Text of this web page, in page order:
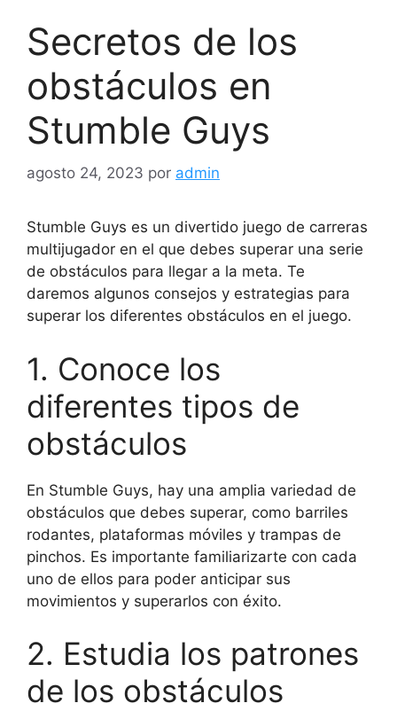
Secretos de los
obstáculos en
Stumble Guys
agosto 24, 2023 por admin
Stumble Guys es un divertido juego de carreras
multijugador en el que debes superar una serie
de obstáculos para llegar a la meta. Te
daremos algunos consejos y estrategias para
superar los diferentes obstáculos en el juego.
1. Conoce los
diferentes tipos de
obstáculos
En Stumble Guys, hay una amplia variedad de
obstáculos que debes superar, como barriles
rodantes, plataformas móviles y trampas de
pinchos. Es importante familiarizarte con cada
uno de ellos para poder anticipar sus
movimientos y superarlos con éxito.
2. Estudia los patrones
de los obstáculos